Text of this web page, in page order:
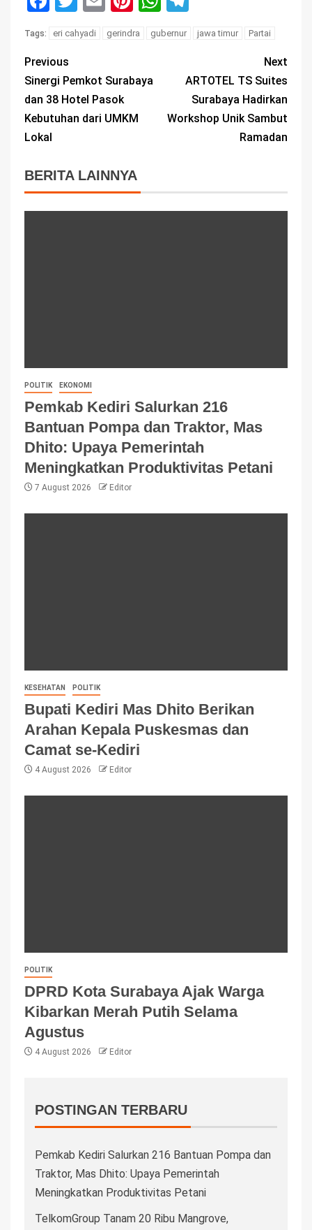
Tags: eri cahyadi gerindra gubernur jawa timur Partai
Previous
Sinergi Pemkot Surabaya
dan 38 Hotel Pasok
Kebutuhan dari UMKM
Lokal
Next
ARTOTEL TS Suites
Surabaya Hadirkan
Workshop Unik Sambut
Ramadan
BERITA LAINNYA
POLITIK EKONOMI
Pemkab Kediri Salurkan 216
Bantuan Pompa dan Traktor, Mas
Dhito: Upaya Pemerintah
Meningkatkan Produktivitas Petani
7 August 2026 Editor
KESEHATAN POLITIK
Bupati Kediri Mas Dhito Berikan
Arahan Kepala Puskesmas dan
Camat se-Kediri
4 August 2026 Editor
POLITIK
DPRD Kota Surabaya Ajak Warga
Kibarkan Merah Putih Selama
Agustus
4 August 2026 Editor
POSTINGAN TERBARU
Pemkab Kediri Salurkan 216 Bantuan Pompa dan
Traktor, Mas Dhito: Upaya Pemerintah
Meningkatkan Produktivitas Petani
TelkomGroup Tanam 20 Ribu Mangrove,